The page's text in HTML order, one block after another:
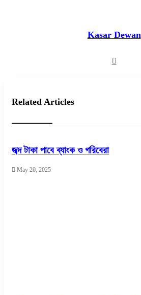
Kasar Dewan
Website
Related Articles
জব্দ টাকা পাবে ব্যাংক ও গরিবেরা
May 20, 2025